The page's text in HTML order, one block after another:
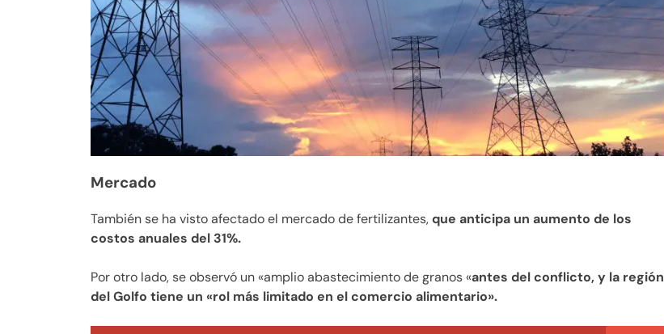
Mercado
También se ha visto afectado el mercado de fertilizantes,que anticipa un aumento de los
costos anuales del 31%.
Por otro lado, se observó un «amplio abastecimiento de granos «antes del conflicto, y la región
del Golfo tiene un «rol más limitado en el comercio alimentario».